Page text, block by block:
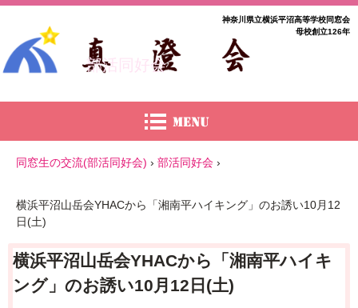
部活同好会
神奈川県立横浜平沼高等学校同窓会
母校創立126年
同窓生の交流(部活同好会) › 部活同好会 ›
横浜平沼山岳会YHACから「湘南平ハイキング」のお誘い10月12
日(土)
横浜平沼山岳会YHACから「湘南平ハイキ
ング」のお誘い10月12日(土)